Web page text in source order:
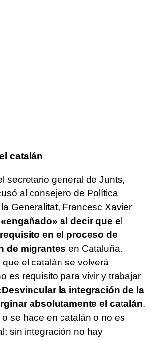
catalán
secretario general de Junts,
al consejero de Política
Generalitat, Francesc Xavier
«engañado» al decir que el
en el proceso de
de migrantes en Cataluña.
que el catalán se volverá
es requisito para vivir y trabajar
Desvincular la integración de la
absolutamente el catalán.
se hace en catalán o no es
sin integración no hay